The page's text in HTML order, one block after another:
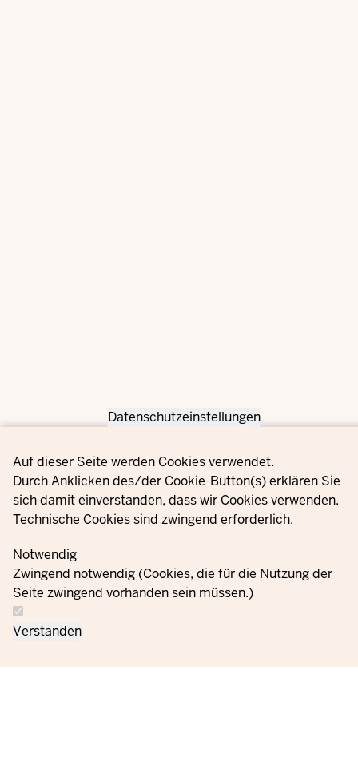
Privacy settings
Datenschutzeinstellungen
Auf dieser Seite werden Cookies verwendet.
Durch Anklicken des/der Cookie-Button(s) erklären Sie
sich damit einverstanden, dass wir Cookies verwenden.
Technische Cookies sind zwingend erforderlich.
Notwendig
Zwingend notwendig (Cookies, die für die Nutzung der
Seite zwingend vorhanden sein müssen.)
Verstanden